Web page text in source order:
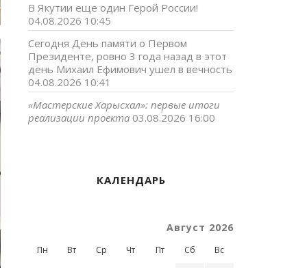
В Якутии еще один Герой России!
04.08.2026 10:45
Сегодня День памяти о Первом
Президенте, ровно 3 года назад в этот
день Михаил Ефимович ушел в вечность
04.08.2026 10:41
«Мастерские Харысхал»: первые итоги
реализации проекта 03.08.2026 16:00
КАЛЕНДАРЬ
Август 2026
Пн Вт Ср Чт Пт Сб Вс